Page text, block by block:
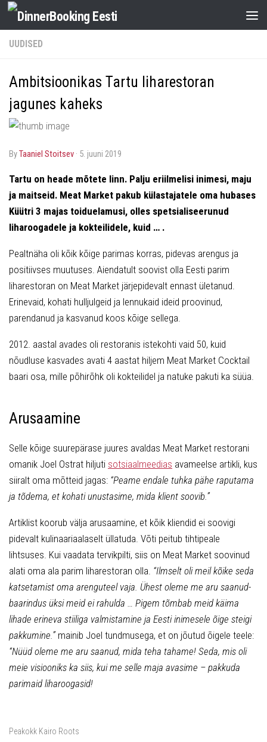
UUDISED
Ambitsioonikas Tartu liharestoran
jagunes kaheks
byTaaniel Stoitsev · 5. juuni 2019
Tartu on heade mõtete linn. Palju eriilmelisi inimesi, maju
ja maitseid. Meat Market pakub külastajatele oma hubases
Küütri 3 majas toiduelamusi, olles spetsialiseerunud
liharoogadele ja kokteilidele, kuid … .
Pealtnäha oli kõik kõige parimas korras, pidevas arengus ja
positiivses muutuses. Aiendatult soovist olla Eesti parim
liharestoran on Meat Market järjepidevalt ennast ületanud.
Erinevaid, kohati hulljulgeid ja lennukaid ideid proovinud,
parendanud ja kasvanud koos kõige sellega.
2012. aastal avades oli restoranis istekohti vaid 50, kuid
nõudluse kasvades avati 4 aastat hiljem Meat Market Cocktail
baari osa, mille põhirõhk oli kokteilidel ja natuke pakuti ka süüa.
Arusaamine
Selle kõige suurepärase juures avaldas Meat Market restorani
omanik Joel Ostrat hiljuti sotsiaalmeedias avameelse artikli, kus
siiralt oma mõtteid jagas: “Peame endale tuhka pähe raputama
ja tõdema, et kohati unustasime, mida klient soovib.”
Artiklist koorub välja arusaamine, et kõik kliendid ei soovigi
pidevalt kulinaariaalaselt üllatuda. Võti peitub tihtipeale
lihtsuses. Kui vaadata tervikpilti, siis on Meat Market soovinud
alati oma ala parim liharestoran olla. “Ilmselt oli meil kõike seda
katsetamist oma arenguteel vaja. Ühest oleme me aru saanud-
baarindus üksi meid ei rahulda … Pigem tõmbab meid käima
lihade erineva stiiliga valmistamine ja Eesti inimesele õige steigi
pakkumine.”mainib Joel tundmusega, et on jõutud õigele teele:
“Nüüd oleme me aru saanud, mida teha tahame! Seda, mis oli
meie visiooniks ka siis, kui me selle maja avasime – pakkuda
parimaid liharoogasid!
Peakokk Kairo Roots